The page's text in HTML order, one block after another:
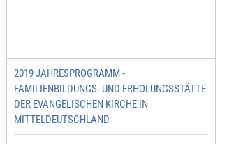
2019 JAHRESPROGRAMM -
FAMILIENBILDUNGS- UND ERHOLUNGSSTÄTTE
DER EVANGELISCHEN KIRCHE IN
MITTELDEUTSCHLAND